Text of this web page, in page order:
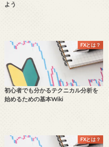
よう
FXとは？
初心者でも分かるテクニカル分析を
始めるための基本Wiki
FXとは？